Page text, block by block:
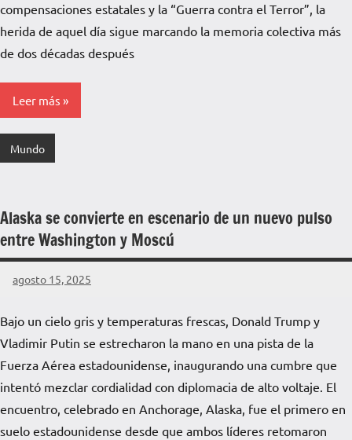
compensaciones estatales y la “Guerra contra el Terror”, la
herida de aquel día sigue marcando la memoria colectiva más
de dos décadas después
Leer más
Mundo
Alaska se convierte en escenario de un nuevo pulso
entre Washington y Moscú
agosto 15, 2025
La
de
La
Pampa
Bajo un cielo gris y temperaturas frescas, Donald Trump y
Vladimir Putin se estrecharon la mano en una pista de la
Fuerza Aérea estadounidense, inaugurando una cumbre que
intentó mezclar cordialidad con diplomacia de alto voltaje. El
encuentro, celebrado en Anchorage, Alaska, fue el primero en
suelo estadounidense desde que ambos líderes retomaron